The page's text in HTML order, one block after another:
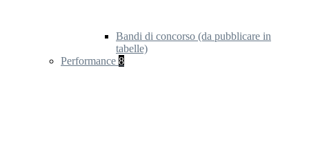
Bandi di concorso (da pubblicare in
tabelle)
Performance 8